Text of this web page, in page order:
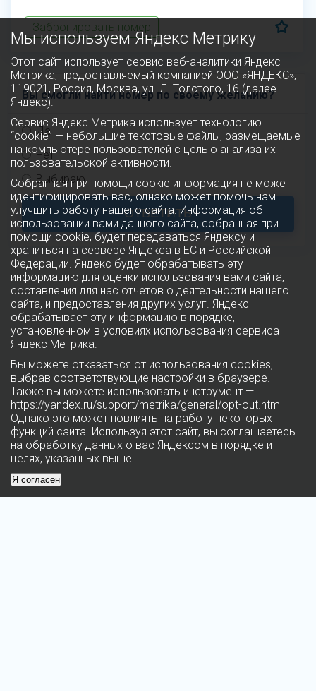
Забронировать номер
Вы смогли найти номер по своему желанию?
Да
Нет
Выбираю
ОТВЕТИТЬ
Мы используем Яндекс Метрику
Этот сайт использует сервис веб-аналитики Яндекс
Метрика, предоставляемый компанией ООО «ЯНДЕКС»,
119021, Россия, Москва, ул. Л. Толстого, 16 (далее —
Яндекс).
Сервис Яндекс Метрика использует технологию
“cookie” — небольшие текстовые файлы, размещаемые
на компьютере пользователей с целью анализа их
пользовательской активности.
Собранная при помощи cookie информация не может
идентифицировать вас, однако может помочь нам
улучшить работу нашего сайта. Информация об
использовании вами данного сайта, собранная при
помощи cookie, будет передаваться Яндексу и
храниться на сервере Яндекса в ЕС и Российской
Федерации. Яндекс будет обрабатывать эту
информацию для оценки использования вами сайта,
составления для нас отчетов о деятельности нашего
сайта, и предоставления других услуг. Яндекс
обрабатывает эту информацию в порядке,
установленном в условиях использования сервиса
Яндекс Метрика.
Вы можете отказаться от использования cookies,
выбрав соответствующие настройки в браузере.
Также вы можете использовать инструмент —
https://yandex.ru/support/metrika/general/opt-out.html
Однако это может повлиять на работу некоторых
функций сайта. Используя этот сайт, вы соглашаетесь
на обработку данных о вас Яндексом в порядке и
целях, указанных выше.
Я согласен